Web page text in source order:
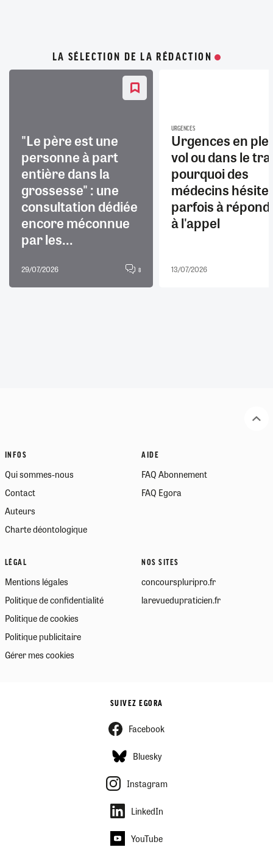
LA SÉLECTION DE LA RÉDACTION
"Le père est une
personne à part
entière dans la
grossesse" : une
consultation dédiée
encore méconnue
par les...
29/07/2026 8
URGENCES
Urgences en
vol ou dans le
pourquoi des
médecins
parfois à
à l'appel
13/07/2026
INFOS
Qui sommes-nous
Contact
Auteurs
Charte déontologique
AIDE
FAQ Abonnement
FAQ Egora
LÉGAL
Mentions légales
Politique de confidentialité
Politique de cookies
Politique publicitaire
Gérer mes cookies
NOS SITES
concourspluripro.fr
larevuedupraticien.fr
SUIVEZ EGORA
Facebook
Bluesky
Instagram
LinkedIn
YouTube